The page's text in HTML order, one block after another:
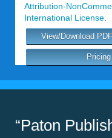
Attribution-
International License
View/Download
“Paton